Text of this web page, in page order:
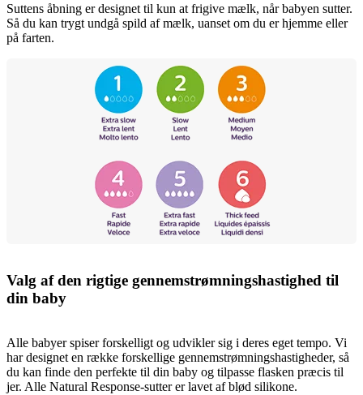
Suttens åbning er designet til kun at frigive mælk, når babyen sutter.
Så du kan trygt undgå spild af mælk, uanset om du er hjemme eller
på farten.
Valg af den rigtige gennemstrømningshastighed til
din baby
Alle babyer spiser forskelligt og udvikler sig i deres eget tempo. Vi
har designet en række forskellige gennemstrømningshastigheder, så
du kan finde den perfekte til din baby og tilpasse flasken præcis til
jer. Alle Natural Response-sutter er lavet af blød silikone.